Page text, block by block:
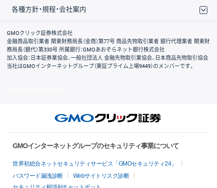
各種方針・規程・会社案内
取引規程・約款
サイトマップ
その他のご案内
個人情報保護方針
最良執行方針
サイトのご利用について
ディスクレイマー
信託保全
リスク説明
会社案内
GMOクリック証券株式会社
金融商品取引業者 関東財務局長（金商）第77号 商品先物取引業者 銀行代理業者 関東財
務局長（銀代）第330号 所属銀行：GMOあおぞらネット銀行株式会社
加入協会：日本証券業協会、一般社団法人 金融先物取引業協会、日本商品先物取引協会
当社はGMOインターネットグループ（東証プライム上場9449）のメンバーです。
GMOインターネットグループのセキュリティ事業について
世界初総合ネットセキュリティサービス「GMOセキュリティ24」
パスワード漏洩診断
Webサイトリスク診断